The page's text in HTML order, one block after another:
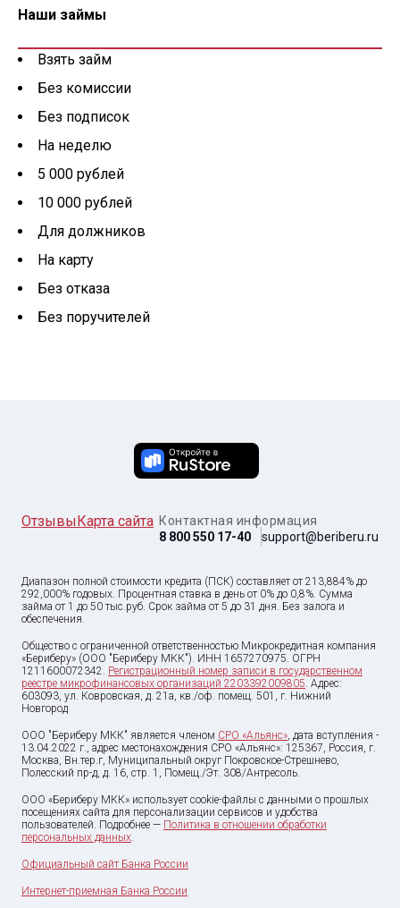
Наши займы
Взять займ
Без комиссии
Без подписок
На неделю
5 000 рублей
10 000 рублей
Для должников
На карту
Без отказа
Без поручителей
ОтзывыКарта сайта Контактная информация
8 800 550 17-40
support@beriberu.ru
Диапазон полной стоимости кредита (ПСК) составляет от 213,884% до
292,000% годовых. Процентная ставка в день от 0% до 0,8%. Сумма
займа от1 до 50 тыс.руб. Срок займа от 5 до 31 дня. Без залога и
обеспечения.
Общество с ограниченной ответственностью Микрокредитная компания
«Бериберу» (ООО "Бериберу МКК"). ИНН 1657270975. ОГРН
1211600072342. Регистрационный номер записи в государственном
реестре микрофинансовых организаций 2203392009805. Адрес:
603093, ул. Ковровская, д. 21а, кв./оф. помещ. 501, г. Нижний
Новгород
ООО "Бериберу МКК" является членом СРО «Альянс», дата вступления -
13.04.2022 г., адрес местонахождения СРО «Альянс»: 125367, Россия, г.
Москва, Вн.тер.г, Муниципальный округ Покровское-Стрешнево,
Полесский пр-д, д. 16, стр. 1, Помещ./Эт. 308/Антресоль.
ООО «Бериберу МКК» использует cookie-файлы с данными о прошлых
посещениях сайта для персонализации сервисов и удобства
пользователей. Подробнее — Политика в отношении обработки
персональных данных.
Официальный сайт Банка России
Интернет-приемная Банка России